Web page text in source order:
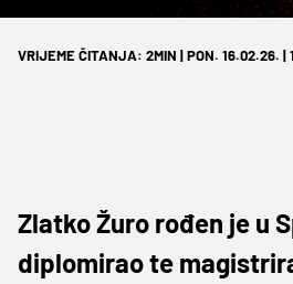
VRIJEME ČITANJA: 2MIN | PON. 16.02.26. |
Zlatko Žuro rođen je u
diplomirao te